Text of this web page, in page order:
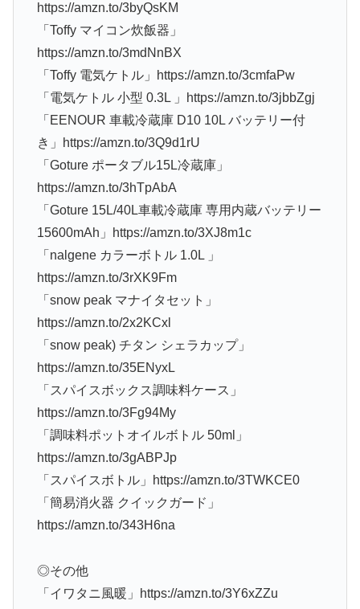
https://amzn.to/3byQsKM
「Toffy マイコン炊飯器」
https://amzn.to/3mdNnBX
「Toffy 電気ケトル」https://amzn.to/3cmfaPw
「電気ケトル 小型 0.3L 」https://amzn.to/3jbbZgj
「EENOUR 車載冷蔵庫 D10 10L バッテリー付
き」https://amzn.to/3Q9d1rU
「Goture ポータブル15L冷蔵庫」
https://amzn.to/3hTpAbA
「Goture 15L/40L車載冷蔵庫 専用内蔵バッテリー
15600mAh」https://amzn.to/3XJ8m1c
「nalgene カラーボトル 1.0L 」
https://amzn.to/3rXK9Fm
「snow peak マナイタセット」
https://amzn.to/2x2KCxl
「snow peak) チタン シェラカップ」
https://amzn.to/35ENyxL
「スパイスボックス調味料ケース」
https://amzn.to/3Fg94My
「調味料ポットオイルボトル 50ml」
https://amzn.to/3gABPJp
「スパイスボトル」https://amzn.to/3TWKCE0
「簡易消火器 クイックガード」
https://amzn.to/343H6na
◎その他
「イワタニ風暖」https://amzn.to/3Y6xZZu